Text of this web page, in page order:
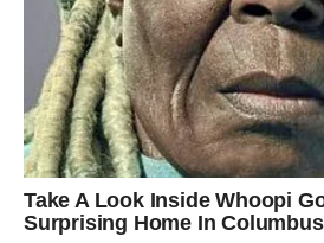
PREUZMITE
⋆ KNJIGA SA
Upiši svoj email i preuzmi
knjigu s receptima! Uživaj
i ukusnim jelima koja će
najdraže.